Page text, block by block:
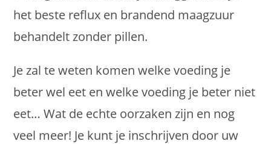
het beste reflux en brandend maagzuur
behandelt zonder pillen.
Je zal te weten komen welke voeding je
beter wel eet en welke voeding je beter niet
eet… Wat de echte oorzaken zijn en nog
veel meer! Je kunt je inschrijven door uw